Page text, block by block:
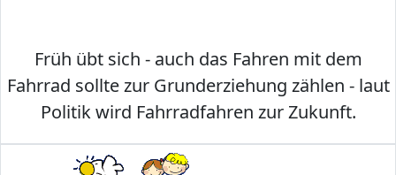
Früh übt sich - auch das Fahren mit dem
Fahrrad sollte zur Grunderziehung zählen - laut
Politik wird Fahrradfahren zur Zukunft.